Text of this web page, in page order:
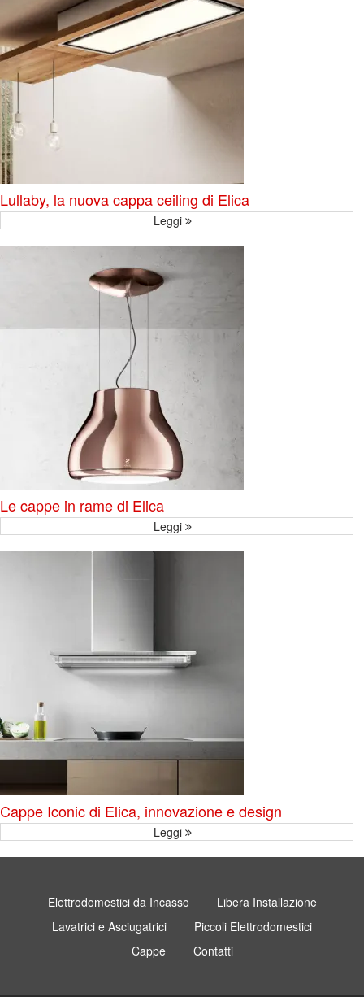
Lullaby, la nuova cappa ceiling di Elica
Leggi
Le cappe in rame di Elica
Leggi
Cappe Iconic di Elica, innovazione e design
Leggi
Elettrodomestici da Incasso
Libera Installazione
Lavatrici e Asciugatrici
Piccoli Elettrodomestici
Cappe
Contatti